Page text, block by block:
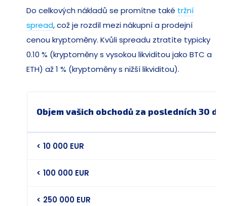
Do celkových nákladů se promítne také tržní
spread, což je rozdíl mezi nákupní a prodejní
cenou kryptoměny. Kvůli spreadu ztratíte typicky
0.10 % (kryptoměny s vysokou likviditou jako BTC a
ETH) až 1 % (kryptoměny s nižší likviditou).
Objem vašich obchodů za posledních 30
< 10 000 EUR
< 100 000 EUR
< 250 000 EUR